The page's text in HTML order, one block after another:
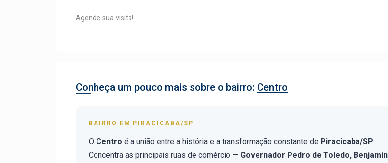
Agende sua visita!
Conheça um pouco mais sobre o bairro: Centro
BAIRRO EM PIRACICABA/SP
O Centro é a união entre a história e a transformação constante de Piracicaba/SP.
Concentra as principais ruas de comércio — Governador Pedro de Toledo, Benjamin